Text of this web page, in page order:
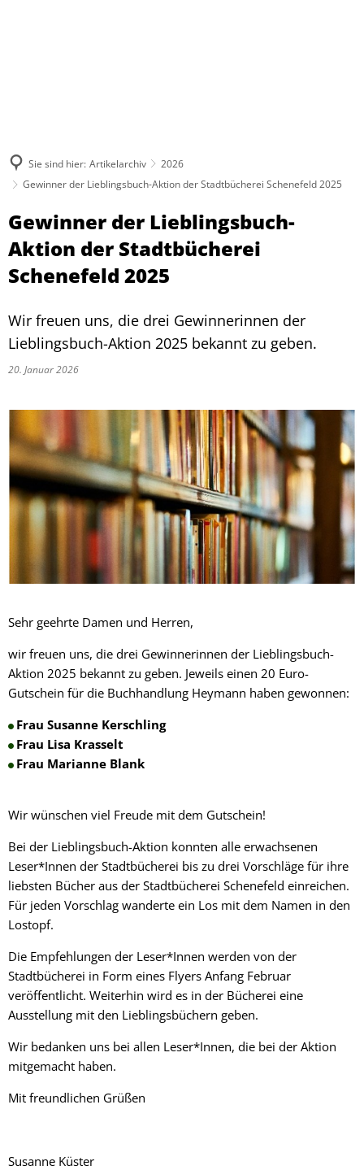
Sie sind hier: Artikelarchiv
2026
Gewinner der Lieblingsbuch-Aktion der Stadtbücherei Schenefeld 2025
Gewinner der Lieblingsbuch-
Aktion der Stadtbücherei
Schenefeld 2025
Wir freuen uns, die drei Gewinnerinnen der
Lieblingsbuch-Aktion 2025 bekannt zu geben.
20. Januar 2026
Sehr geehrte Damen und Herren,
wir freuen uns, die drei Gewinnerinnen der Lieblingsbuch-
Aktion 2025 bekannt zu geben. Jeweils einen 20 Euro-
Gutschein für die Buchhandlung Heymann haben gewonnen:
Frau Susanne Kerschling
Frau Lisa Krasselt
Frau Marianne Blank
Wir wünschen viel Freude mit dem Gutschein!
Bei der Lieblingsbuch-Aktion konnten alle erwachsenen
Leser*Innen der Stadtbücherei bis zu drei Vorschläge für ihre
liebsten Bücher aus der Stadtbücherei Schenefeld einreichen.
Für jeden Vorschlag wanderte ein Los mit dem Namen in den
Lostopf.
Die Empfehlungen der Leser*Innen werden von der
Stadtbücherei in Form eines Flyers Anfang Februar
veröffentlicht. Weiterhin wird es in der Bücherei eine
Ausstellung mit den Lieblingsbüchern geben.
Wir bedanken uns bei allen Leser*Innen, die bei der Aktion
mitgemacht haben.
Mit freundlichen Grüßen
Susanne Küster